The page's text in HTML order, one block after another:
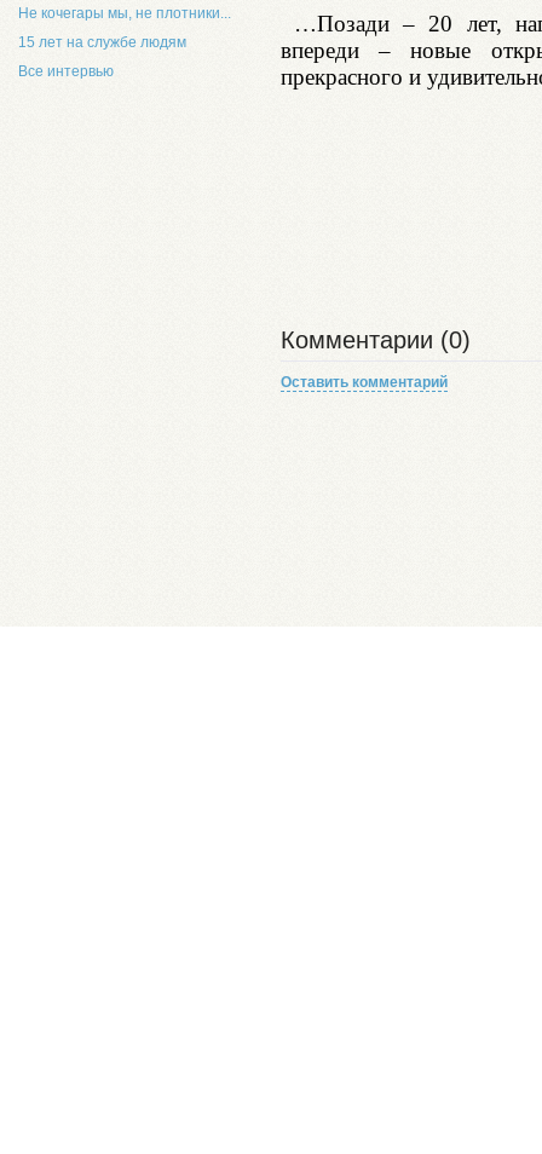
Не кочегары мы, не плотники...
15 лет на службе людям
Все интервью
…Позади – 20 лет,
впереди – новые
прекрасного и
Комментарии (0)
Оставить комментарий